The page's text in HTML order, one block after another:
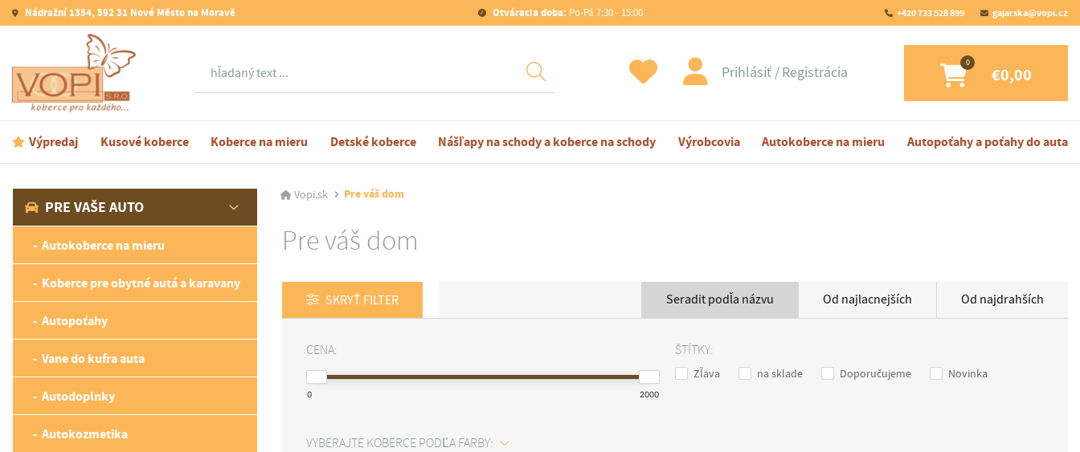
Nádražní 1354, 592 31 Nové Město na Moravě Otváracia doba: Po-Pá 7:30 - 15:00 +420 733 528 899 gajarska@vopi.cz
Hľadať
Prihlásiť Registrácia €0,00
Výpredaj Kusové koberce Koberce na mieru Detské koberce Nášľapy na schody a koberce na schody Výrobcovia Autokoberce na mieru Autopoťahy a poťahy do auta
PRE VAŠE AUTO
Autokoberce na mieru
Koberce pre obytné autá a karavany
Autopoťahy
Vane do kufra auta
Autodoplnky
Autokozmetika
Vopi.sk Pre váš dom
Pre váš dom
SKRYŤ FILTER Seradit podľa názvu Od najlacnejších Od najdrahších
CENA:
0 2000
ŠTÍTKY:
Zľava na sklade Doporučujeme Novinka
VYBERAJTE KOBERCE PODĽA FARBY: